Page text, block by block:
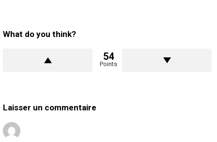
What do you think?
54
Points
Laisser un commentaire